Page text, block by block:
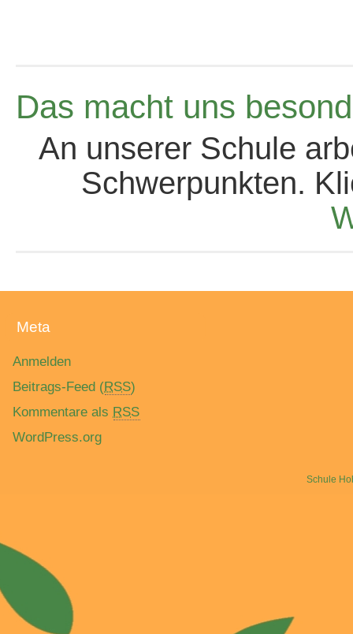
Das macht uns
An unserer Schule
Schwerpunkten.
Meta
Anmelden
Beitrags-Feed (RSS)
Kommentare als RSS
WordPress.org
Schule